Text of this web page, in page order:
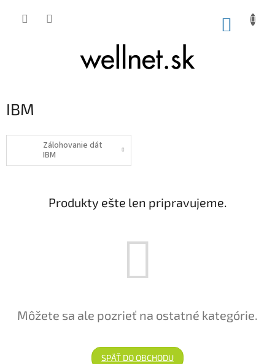
IBM
Zálohovanie dát
IBM
Produkty ešte len pripravujeme.
Môžete sa ale pozrieť na ostatné kategórie.
SPÄŤ DO OBCHODU